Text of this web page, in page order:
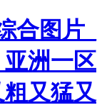
合图片_
洲一区
又猛又